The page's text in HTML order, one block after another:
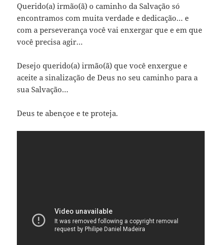
Querido(a) irmão(ã) o caminho da Salvação só
encontramos com muita verdade e dedicação… e
com a perseverança você vai enxergar que e em que
você precisa agir…
Desejo querido(a) irmão(ã) que você enxergue e
aceite a sinalização de Deus no seu caminho para a
sua Salvação…
Deus te abençoe e te proteja.